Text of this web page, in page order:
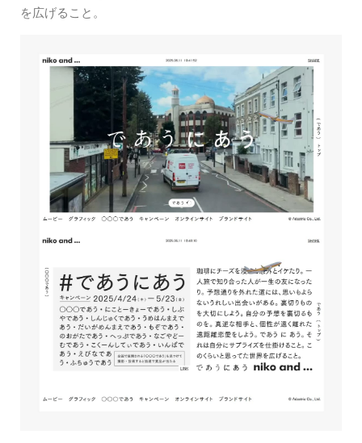
を広げること。